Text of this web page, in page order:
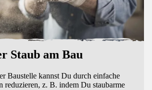
Staub am Bau
Baustelle kannst Du durch einfache
reduzieren, z. B. indem Du staubarme